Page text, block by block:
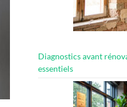
Diagnostics avant
essentiels